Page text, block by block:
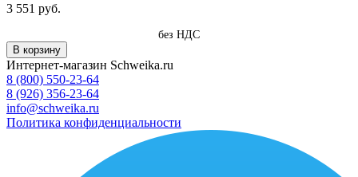
3 551 руб.
без НДС
В корзину
Интернет-магазин Schweika.ru
8 (800) 550-23-64
8 (926) 356-23-64
info@schweika.ru
Политика конфиденциальности